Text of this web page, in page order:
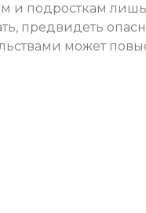
и подросткам лишь
предвидеть
может